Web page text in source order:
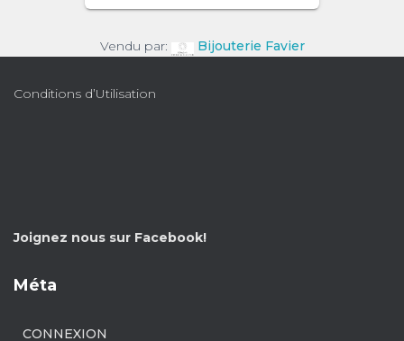
Vendu par: Bijouterie Favier
Conditions d’Utilisation
Joignez nous sur Facebook!
Méta
CONNEXION